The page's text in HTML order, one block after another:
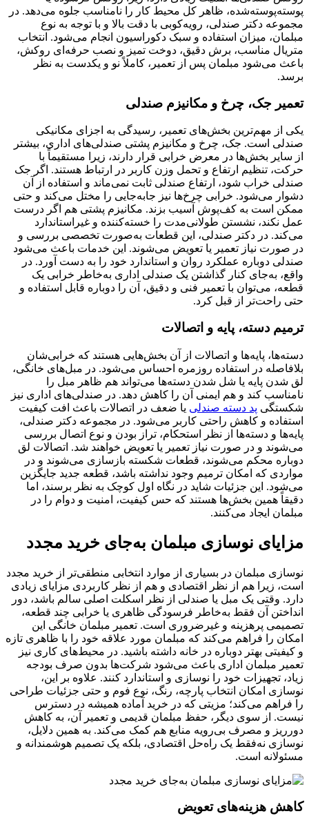
پوسته‌پوسته‌شده، ظاهر کل محیط کار را نامناسب جلوه می‌دهد. در
مجموعه دکتر صندلی، رویه‌کوبی با دقت بالا و با توجه به نوع
مبلمان، میزان استفاده و سبک دکوراسیون انجام می‌شود. انتخاب
متریال مناسب، برش دقیق، دوخت تمیز و نصب حرفه‌ای روکش،
باعث می‌شود مبلمان پس از تعمیر، کاملاً نو و یکدست به نظر
برسد.
تعمیر جک، چرخ و مکانیزم صندلی
یکی از مهم‌ترین بخش‌های تعمیر، رسیدگی به اجزای مکانیکی
صندلی است. جک، چرخ و مکانیزم پشتی صندلی‌های اداری، بیشتر
از سایر بخش‌ها در معرض خرابی قرار دارند، زیرا مستقیماً با
حرکت، تنظیم ارتفاع و تحمل وزن کاربر در ارتباط هستند. اگر جک
صندلی خراب شود، ارتفاع صندلی ثابت نمی‌ماند و استفاده از آن
دشوار می‌شود. خرابی چرخ‌ها نیز جابه‌جایی را مختل می‌کند و حتی
ممکن است به کف‌پوش آسیب بزند. مکانیزم پشتی هم اگر درست
عمل نکند، نشستن طولانی‌مدت را خسته‌کننده و غیراستاندارد
می‌کند. در دکتر صندلی، این قطعات به‌صورت تخصصی بررسی و
در صورت نیاز تعمیر یا تعویض می‌شوند. این خدمات باعث می‌شود
صندلی دوباره عملکرد روان و استاندارد خود را به دست آورد. در
واقع، به‌جای کنار گذاشتن یک صندلی اداری به‌خاطر خرابی یک
قطعه، می‌توان با تعمیر فنی و دقیق، آن را دوباره قابل استفاده و
حتی راحت‌تر از قبل کرد.
ترمیم دسته، پایه و اتصالات
دسته‌ها، پایه‌ها و اتصالات از آن بخش‌هایی هستند که خرابی‌شان
بلافاصله در استفاده روزمره احساس می‌شود. در مبل‌های خانگی،
لق شدن پایه یا شل شدن دسته‌ها می‌تواند هم ظاهر مبل را
نامناسب کند و هم ایمنی آن را کاهش دهد. در صندلی‌های اداری نیز
شکستگی پد دسته صندلی یا ضعف در اتصالات باعث افت کیفیت
استفاده و کاهش راحتی کاربر می‌شود. در مجموعه دکتر صندلی،
پایه‌ها و دسته‌ها از نظر استحکام، تراز بودن و نوع اتصال بررسی
می‌شوند و در صورت نیاز تعمیر یا تعویض خواهند شد. اتصالات لق
دوباره محکم می‌شوند، قطعات شکسته بازسازی می‌شوند و در
مواردی که امکان ترمیم وجود نداشته باشد، قطعه جدید جایگزین
می‌شود. این جزئیات شاید در نگاه اول کوچک به نظر برسند، اما
دقیقاً همین بخش‌ها هستند که حس کیفیت، امنیت و دوام را در
مبلمان ایجاد می‌کنند.
مزایای نوسازی مبلمان به‌جای خرید مجدد
نوسازی مبلمان در بسیاری از موارد انتخابی منطقی‌تر از خرید مجدد
است، زیرا هم از نظر اقتصادی و هم از نظر کاربردی مزایای زیادی
دارد. وقتی یک مبل یا صندلی از نظر اسکلت اصلی سالم باشد، دور
انداختن آن فقط به‌خاطر فرسودگی ظاهری یا خرابی چند قطعه،
تصمیمی پرهزینه و غیرضروری است. تعمیر مبلمان خانگی این
امکان را فراهم می‌کند که مبلمان مورد علاقه خود را با ظاهری تازه
و کیفیتی بهتر دوباره در خانه داشته باشید. در محیط‌های کاری نیز
تعمیر مبلمان اداری باعث می‌شود شرکت‌ها بدون صرف بودجه
زیاد، تجهیزات خود را نوسازی و استاندارد کنند. علاوه بر این،
نوسازی امکان انتخاب پارچه، رنگ، نوع فوم و حتی جزئیات طراحی
را فراهم می‌کند؛ مزیتی که در خرید آماده همیشه در دسترس
نیست. از سوی دیگر، حفظ مبلمان قدیمی و تعمیر آن، به کاهش
دورریز و مصرف بی‌رویه منابع هم کمک می‌کند. به همین دلایل،
نوسازی نه‌فقط یک راه‌حل اقتصادی، بلکه یک تصمیم هوشمندانه و
مسئولانه است.
کاهش هزینه‌های تعویض